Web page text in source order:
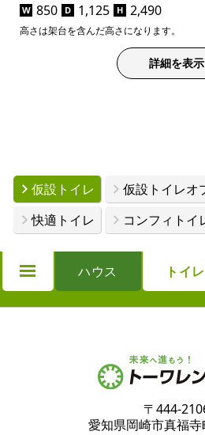
W 850 D 1,125 H 2,490
高さは架台を含んだ高さになります。
詳細を表示
仮設トイレ
仮設トイレオ
快適トイレ
コンフィトイ
ハウス トイレ
〒444-
愛知県岡崎市真福寺